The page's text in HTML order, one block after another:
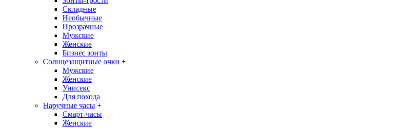
Складные
Необычные
Прозрачные
Мужские
Женские
Бизнес зонты
Солнцезащитные очки +
Мужские
Женские
Унисекс
Для похода
Наручные часы +
Смарт-часы
Женские